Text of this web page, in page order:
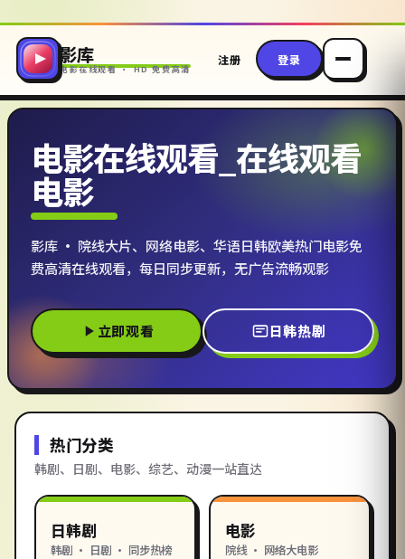
影库
电影在线观看 · HD 免费高清
注册 登录
电影在线观看_在线观看
电影
影库 · 院线大片、网络电影、华语日韩欧美热门电影免
费高清在线观看，每日同步更新，无广告流畅观影
立即观看 日韩热剧
热门分类
韩剧、日剧、电影、综艺、动漫一站直达
日韩剧
韩剧 · 日剧 · 同步热榜
电影
院线 · 网络大电影